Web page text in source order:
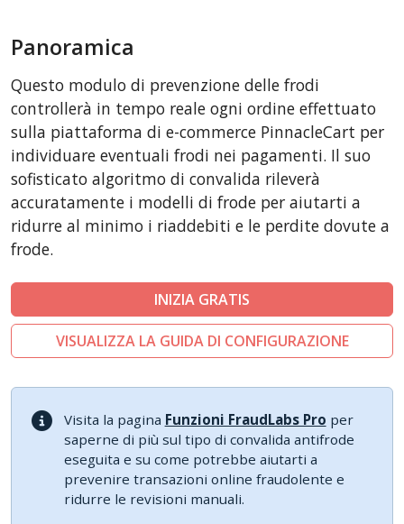
AbanteCart
LiteCart
ZenCart
FoxyCart
Easy Digital Downloads
nopCommerce
Ecwid by Lightspeed
Shopware
Sylius
Panoramica
Questo modulo di prevenzione delle frodi
controllerà in tempo reale ogni ordine effettuato
sulla piattaforma di e-commerce PinnacleCart per
individuare eventuali frodi nei pagamenti. Il suo
sofisticato algoritmo di convalida rileverà
accuratamente i modelli di frode per aiutarti a
ridurre al minimo i riaddebiti e le perdite dovute a
frode.
INIZIA GRATIS
VISUALIZZA LA GUIDA DI CONFIGURAZIONE
Visita la pagina Funzioni FraudLabs Pro per
saperne di più sul tipo di convalida antifrode
eseguita e su come potrebbe aiutarti a
prevenire transazioni online fraudolente e
ridurre le revisioni manuali.